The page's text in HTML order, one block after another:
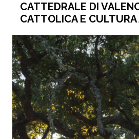
CATTEDRALE DI
CATTOLICA E CULTURA